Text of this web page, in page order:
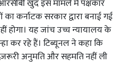
खुद इस मामले में पक्षकार
का कर्नाटक सरकार द्वारा बनाई गई
होगा। यह जांच उच्च न्यायालय के
कर रहे हैं। टिब्यूनल ने कहा कि
अनुमति और सहमति नहीं ली